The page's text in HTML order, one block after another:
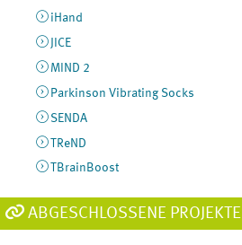
iHand
JICE
MIND 2
Parkinson Vibrating Socks
SENDA
TReND
TBrainBoost
ABGESCHLOSSENE PROJEKTE